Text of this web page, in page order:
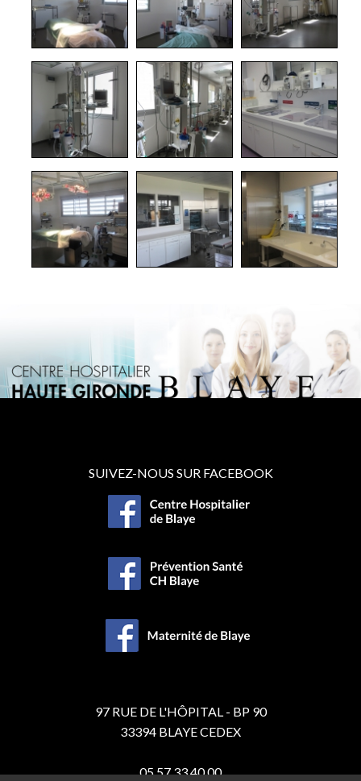
SUIVEZ-NOUS SUR FACEBOOK
97 RUE DE L'HÔPITAL - BP 90
33394 BLAYE CEDEX
05 57 33 40 00